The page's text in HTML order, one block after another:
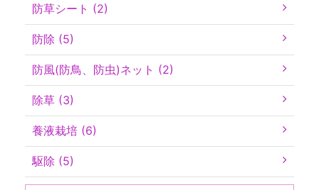
防草シート (2)
防除 (5)
防風(防鳥、防虫)ネット (2)
除草 (3)
養液栽培 (6)
駆除 (5)